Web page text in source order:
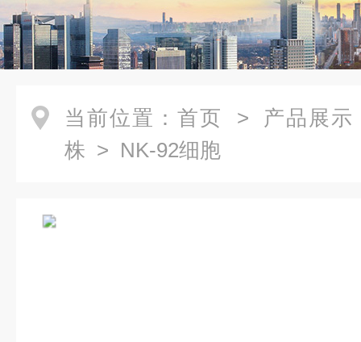
当前位置： 首页 > 产品展示
株 > NK-92细胞